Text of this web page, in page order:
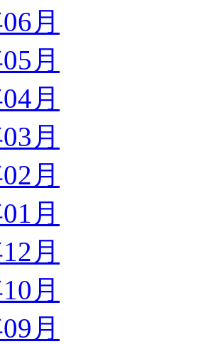
月
月
月
月
月
月
月
月
月